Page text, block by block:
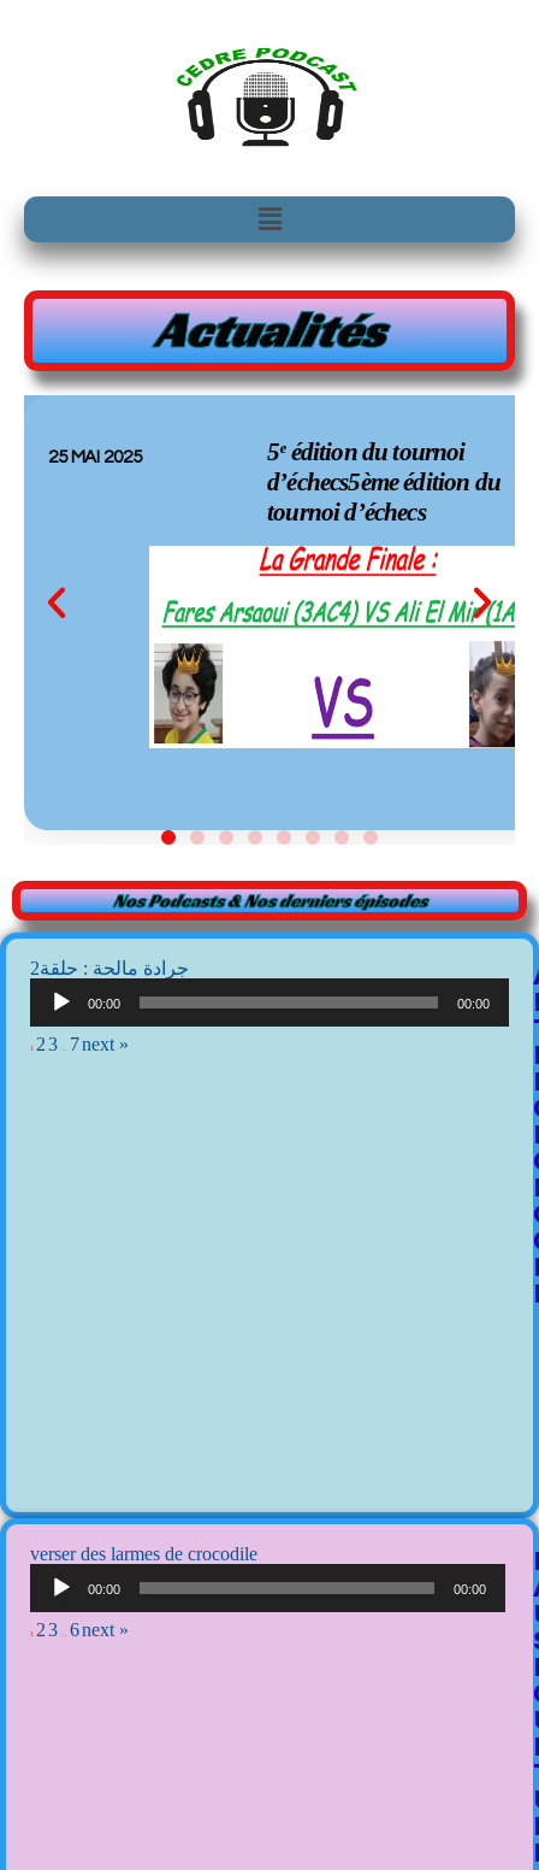
Menu
Actualités
25 MAI 2025
5ᵉ édition du tournoi
d’échecs5ème édition du
tournoi d’échecs
Nos Podcasts & Nos derniers épisodes
2جرادة مالحة : حلقة
00:00 00:00
1 23 7next »
verser des larmes de crocodile
00:00 00:00
1 23 6next »